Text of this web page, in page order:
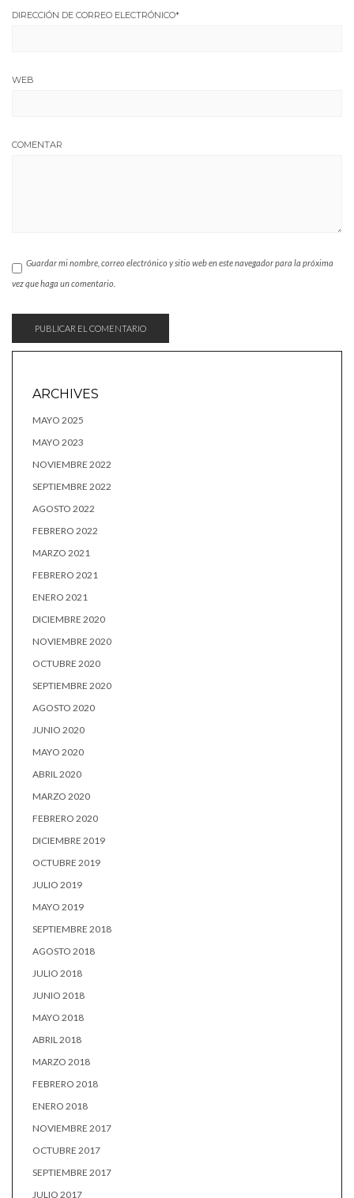
DIRECCIÓN DE CORREO ELECTRÓNICO*
WEB
COMENTAR
Guardar mi nombre, correo electrónico y sitio web en este navegador para la próxima
vez que haga un comentario.
ARCHIVES
MAYO 2025
MAYO 2023
NOVIEMBRE 2022
SEPTIEMBRE 2022
AGOSTO 2022
FEBRERO 2022
MARZO 2021
FEBRERO 2021
ENERO 2021
DICIEMBRE 2020
NOVIEMBRE 2020
OCTUBRE 2020
SEPTIEMBRE 2020
AGOSTO 2020
JUNIO 2020
MAYO 2020
ABRIL 2020
MARZO 2020
FEBRERO 2020
DICIEMBRE 2019
OCTUBRE 2019
JULIO 2019
MAYO 2019
SEPTIEMBRE 2018
AGOSTO 2018
JULIO 2018
JUNIO 2018
MAYO 2018
ABRIL 2018
MARZO 2018
FEBRERO 2018
ENERO 2018
NOVIEMBRE 2017
OCTUBRE 2017
SEPTIEMBRE 2017
JULIO 2017